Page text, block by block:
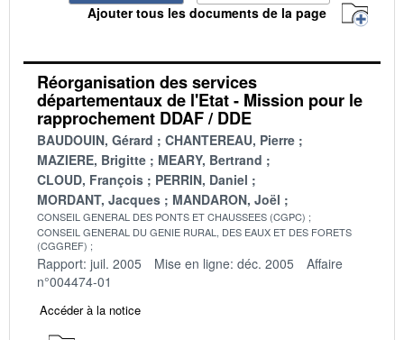
Ajouter tous les documents de la page
Réorganisation des services
départementaux de l'Etat - Mission pour le
rapprochement DDAF / DDE
BAUDOUIN, Gérard
CHANTEREAU, Pierre
MAZIERE, Brigitte
MEARY, Bertrand
CLOUD, François
PERRIN, Daniel
MORDANT, Jacques
MANDARON, Joël
CONSEIL GENERAL DES PONTS ET CHAUSSEES (CGPC)
CONSEIL GENERAL DU GENIE RURAL, DES EAUX ET DES FORETS
(CGGREF)
Rapport: juil. 2005 Mise en ligne: déc. 2005
Affaire
n°004474-01
Accéder à la notice